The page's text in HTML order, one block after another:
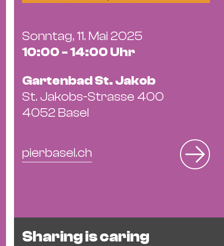
Sonntag, 11. Mai 2025
10:00 - 14:00 Uhr
Gartenbad St. Jakob
St. Jakobs-Strasse 400
4052 Basel
pierbasel.ch
Sharing is caring